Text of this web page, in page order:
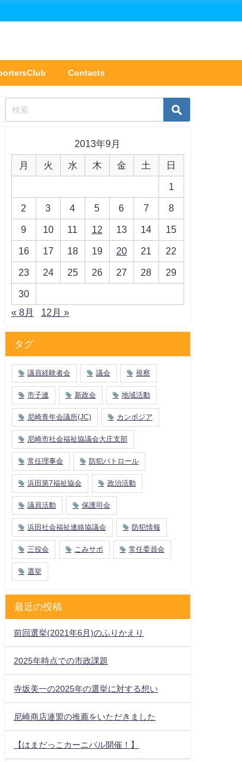
Contacts
2013年9月
月 火 水 木 金 土 日
1
2 3 4 5 6 7 8
9 10 11 12 13 14 15
16 17 18 19 20 21 22
23 24 25 26 27 28 29
30
« 8月
12月 »
タグ
議員経験者会 議会 視察
市子連 新政会 地域活動
尼崎青年会議所(JC) カンボジア
尼崎市社会福祉協議会大庄支部
常任理事会 防犯パトロール
浜田第7福祉協会 政治活動
議員活動 保護司会
浜田社会福祉連絡協議会 防犯情報
三役会 こみサポ 常任委員会
選挙
最近の投稿
前回選挙(2021年6月)のふりかえり
2025年時点での市政課題
寺坂美一の2025年の選挙に対する想い
尼崎商店連盟の推薦をいただきました
【はまだっこカーニバル開催！】